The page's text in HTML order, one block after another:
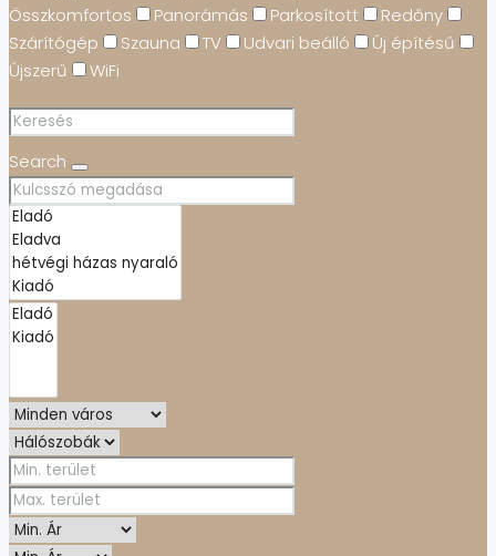
Összkomfortos
Panorámás Parkosított
Redőny
Szárítógép
Szauna TV Udvari beálló
Új építésű
Újszerű
WiFi
Search